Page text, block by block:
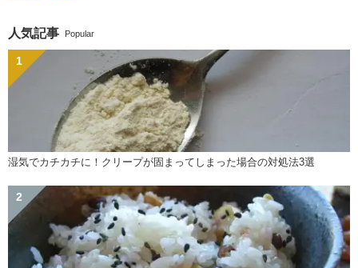
人気記事 Popular
湿気でカチカチに！クリープが固まってしまった場合の対処法3選